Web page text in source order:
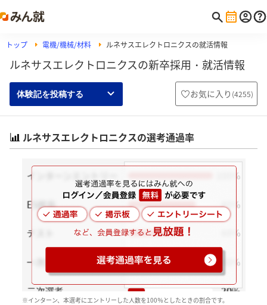
トップ 電機/機械/材料 ルネサスエレクトロニクスの就活情報
ルネサスエレクトロニクスの新卒採用・就活情報
体験記を投稿する お気に入り (4255)
ルネサスエレクトロニクスの選考通過率
※インターン、本選考にエントリーした人数を100％としたときの割合です。